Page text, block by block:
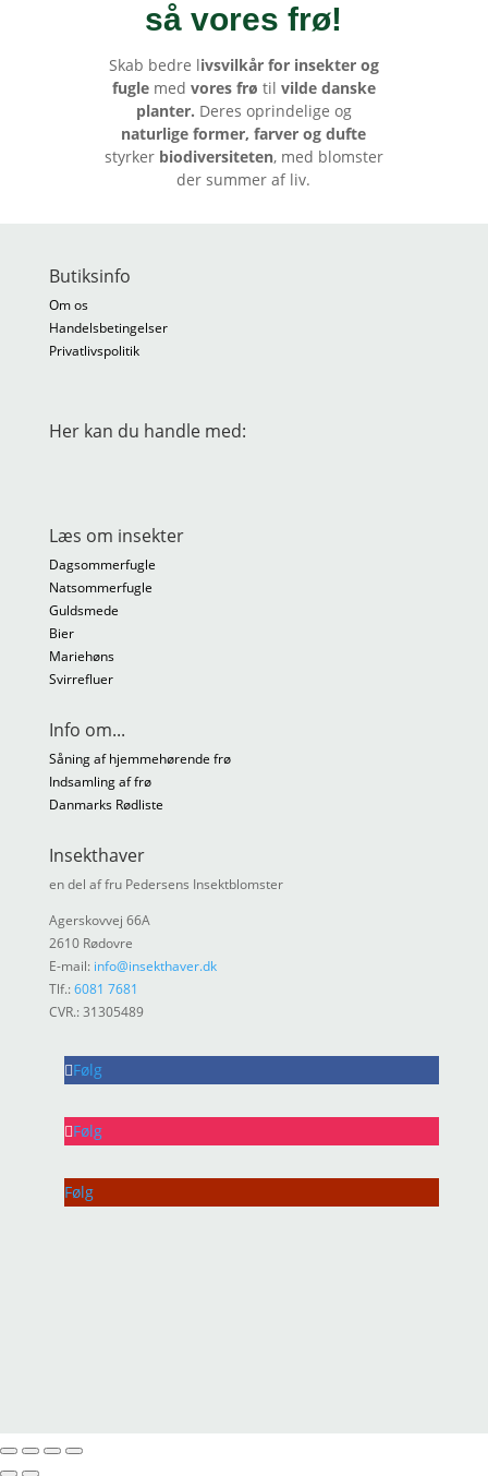
så vores frø!
Skab bedre livsvilkår for insekter og
fuglemed vores frø til vilde danske
planter. Deres oprindelige og
naturlige former, farver og dufte
styrker biodiversiteten, med blomster
der summer af liv.
Butiksinfo
Om os
Handelsbetingelser
Privatlivspolitik
Her kan du handle med:
Læs om insekter
Dagsommerfugle
Natsommerfugle
Guldsmede
Bier
Mariehøns
Svirrefluer
Info om...
Såning af hjemmehørende frø
Indsamling af frø
Danmarks Rødliste
Insekthaver
en del af fru Pedersens Insektblomster
Agerskovvej 66A
2610 Rødovre
E-mail: info@insekthaver.dk
Tlf.:6081 7681
CVR.: 31305489
Følg
Følg
Følg